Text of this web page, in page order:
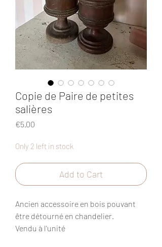
Copie de Paire de petites
salières
€5.00
Only 2 left in stock
Add to Cart
Ancien accessoire en bois pouvant
être détourné en chandelier.
Vendu à l'unité